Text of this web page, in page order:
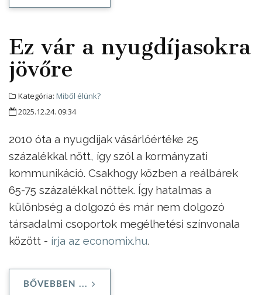
Ez vár a nyugdíjasokra
jövőre
Kategória: Miből élünk?
2025.12.24. 09:34
2010 óta a nyugdíjak vásárlóértéke 25
százalékkal nőtt, így szól a kormányzati
kommunikáció. Csakhogy közben a reálbárek
65-75 százalékkal nőttek. Így hatalmas a
különbség a dolgozó és már nem dolgozó
társadalmi csoportok megélhetési színvonala
között - írja az economix.hu.
BŐVEBBEN ...